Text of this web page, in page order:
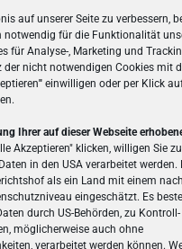
auf unserer Seite zu verbessern,
notwendig für die Funktionalität
für Analyse-, Marketing und
der nicht notwendigen Cookies mit
" einwilligen oder per Klick
Ihrer auf dieser Webseite
Akzeptieren" klicken, willigen Sie
in den USA verarbeitet werden.
als ein Land mit einem
eingeschätzt. Es
durch US-Behörden, zu
möglicherweise auch ohne
verarbeitet werden können.
ÜBER UNS
GAMER! Gamers.at ist das
und bringt täglich
zu PC- und